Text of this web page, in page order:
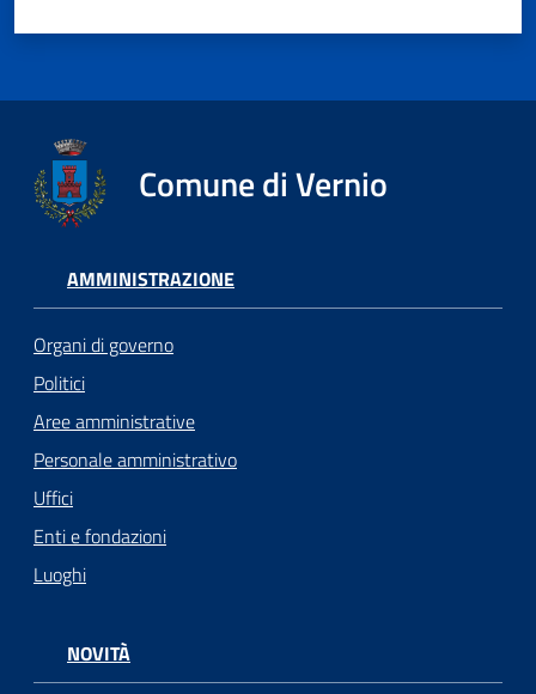
Comune di Vernio
AMMINISTRAZIONE
Organi di governo
Politici
Aree amministrative
Personale amministrativo
Uffici
Enti e fondazioni
Luoghi
NOVITÀ